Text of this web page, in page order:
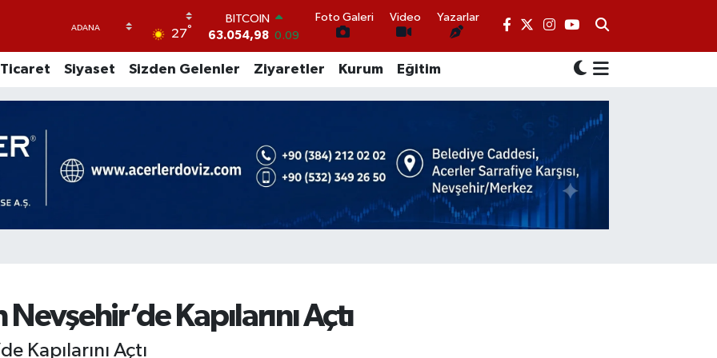
27°
BITCOIN
63.054,98 0.09
DOLAR
47,5574 0.18
54,8602 0.06
GRAM ALTIN
6175.37
BİST100
Foto Galeri Video Yazarlar
Ticaret Siyaset Sizden Gelenler Ziyaretler Kurum Eğitim
Kapılarını Açtı
Kapılarını Açtı